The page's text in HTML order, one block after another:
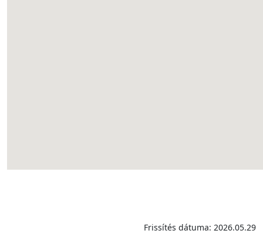
Frissítés dátuma: 2026.05.29